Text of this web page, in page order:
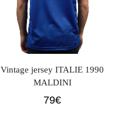
Vintage jersey ITALIE 1990
MALDINI
79€